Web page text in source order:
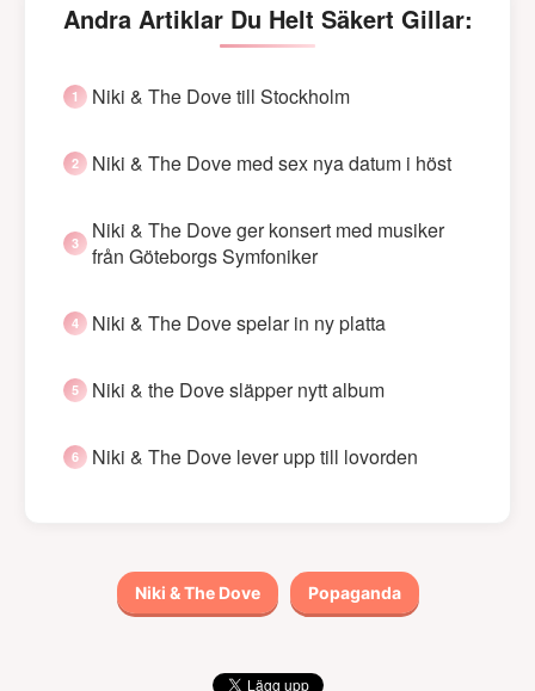
Andra Artiklar Du Helt Säkert Gillar:
Niki & The Dove till Stockholm
Niki & The Dove med sex nya datum i höst
Niki & The Dove ger konsert med musiker
från Göteborgs Symfoniker
Niki & The Dove spelar in ny platta
Niki & the Dove släpper nytt album
Niki & The Dove lever upp till lovorden
Niki & The Dove Popaganda